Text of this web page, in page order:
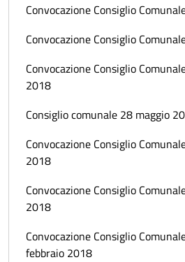
Convocazione Consiglio
Convocazione Consiglio
Convocazione Consiglio
2018
Consiglio comunale 28 maggio
Convocazione Consiglio
2018
Convocazione Consiglio
2018
Convocazione Consiglio
febbraio 2018